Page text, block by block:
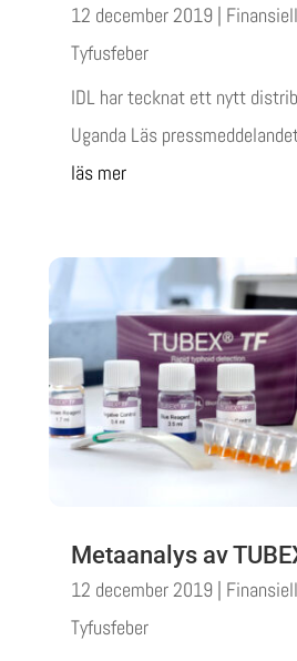
12 december 2019|
Tyfusfeber
IDL har tecknat ett nytt
Uganda Läs
läs mer
Metaanalys av
12 december 2019|
Tyfusfeber